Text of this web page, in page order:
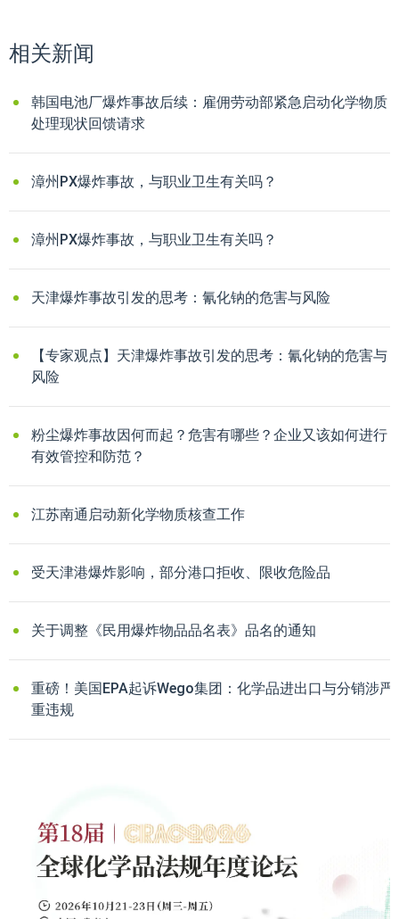
相关新闻
韩国电池厂爆炸事故后续：雇佣劳动部紧急启动化学物质
处理现状回馈请求
漳州PX爆炸事故，与职业卫生有关吗？
漳州PX爆炸事故，与职业卫生有关吗？
天津爆炸事故引发的思考：氰化钠的危害与风险
【专家观点】天津爆炸事故引发的思考：氰化钠的危害与
风险
粉尘爆炸事故因何而起？危害有哪些？企业又该如何进行
有效管控和防范？
江苏南通启动新化学物质核查工作
受天津港爆炸影响，部分港口拒收、限收危险品
关于调整《民用爆炸物品品名表》品名的通知
重磅！美国EPA起诉Wego集团：化学品进出口与分销涉严
重违规